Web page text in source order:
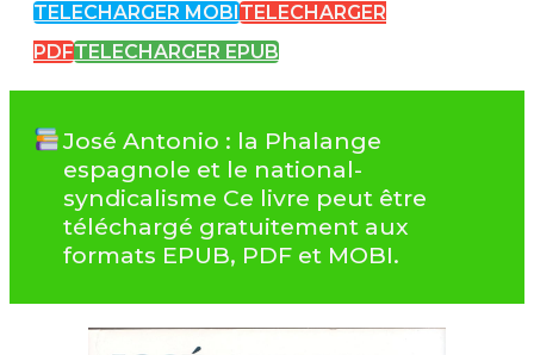
TELECHARGER MOBI TELECHARGER
PDFTELECHARGER EPUB
José Antonio : la Phalange
espagnole et le national-
syndicalisme Ce livre peut être
téléchargé gratuitement aux
formats EPUB, PDF et MOBI.